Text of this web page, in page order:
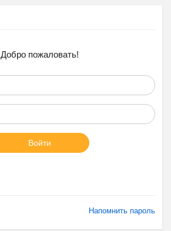
Добро пожаловать!
Войти
Напомнить пароль